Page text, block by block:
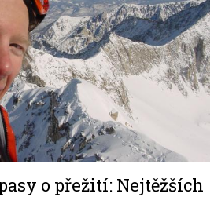
o přežití: Nejtěžších